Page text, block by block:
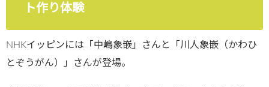
ト作り体験
NHKイッピンには「中嶋象嵌」さんと「川人象嵌（かわひ
とぞうがん）」さんが登場。